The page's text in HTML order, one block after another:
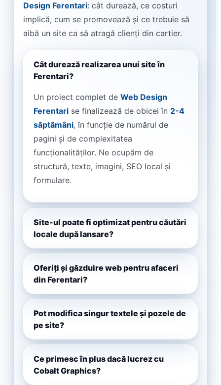
Design Ferentari: cât durează, ce costuri
implică, cum se promovează și ce trebuie să
aibă un site ca să atragă clienți din cartier.
Cât durează realizarea unui site în
Ferentari?
Un proiect complet de Web Design
Ferentari se finalizează de obicei în 2-4
săptămâni, în funcție de numărul de
pagini și de complexitatea
funcționalităților. Ne ocupăm de
structură, texte, imagini, SEO local și
formulare.
Site-ul poate fi optimizat pentru căutări
locale după lansare?
Oferiți și găzduire web pentru afaceri
din Ferentari?
Pot modifica singur textele și pozele de
pe site?
Ce primesc în plus dacă lucrez cu
Cobalt Graphics?